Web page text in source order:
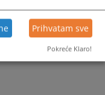
Prihvatam sve
Pokreće Klaro!